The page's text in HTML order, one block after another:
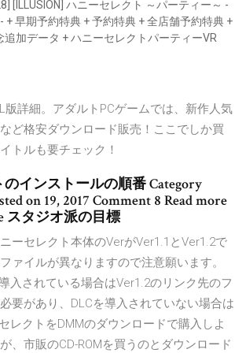
[ILLUSION] ハニーセレクト ～パーティー～ -
+ 早期予約特典 + 予約特典 + 全店舗予約特典 +
追加データ + ハニーセレクトパーティーVR
版詳細。アダルトPCゲームでは、新作人気
ど格安ダウンロード販売！ここでしか買
トルも要チェック！
インストールの順番 Category
on 19, 2017 Comment 8 Read more
スタジオ派の目標
ーセレクト本体のVerがVer1.1とVer1.2で
ァイルが異なりますので注意願います。
入されている場合はVer1.2のリンク先のフ
要があり、DLCを導入されていない場合は
レクトをDMMのダウンロードで購入しよ
、市販のCD-ROMを買うのとダウンロード